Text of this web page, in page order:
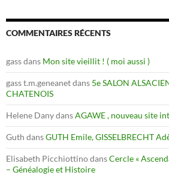
COMMENTAIRES RÉCENTS
gassdans Mon site vieillit ! ( moi aussi )
gass t.m.geneanetdans 5e SALON
CHATENOIS
Helene DanydansAGAWE , nouveau site
Guth dansGUTH Emile, GISSELBRECHT
Elisabeth PicchiottinodansCercle «
– Généalogie et Histoire